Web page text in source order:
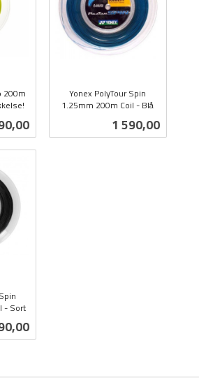
200m
Yonex PolyTour Spin
1.25mm 200m Coil - Blå
Pris
1 590,00
- Sort